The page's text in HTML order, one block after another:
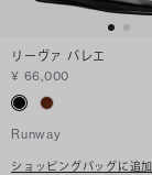
リーヴァ バレエ
¥ 66,000
Runway
ショッピングバッグに追加